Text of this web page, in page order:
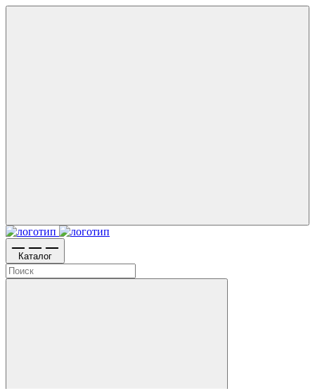
Каталог